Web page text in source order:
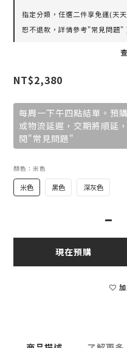
指定分類，任選二件享免運(天
恕不退款，詳情參考"常見問題"
NT$2,380
每周一下午四點結單。預
或物流延遲，交期將順延
閱"常見問題"
顏色 : 米色
米色 黑色 深灰色
現在預購